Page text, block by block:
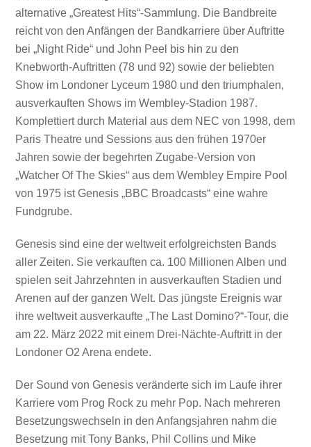
alternative „Greatest Hits“-Sammlung. Die Bandbreite
reicht von den Anfängen der Bandkarriere über Auftritte
bei „Night Ride“ und John Peel bis hin zu den
Knebworth-Auftritten (78 und 92) sowie der beliebten
Show im Londoner Lyceum 1980 und den triumphalen,
ausverkauften Shows im Wembley-Stadion 1987.
Komplettiert durch Material aus dem NEC von 1998, dem
Paris Theatre und Sessions aus den frühen 1970er
Jahren sowie der begehrten Zugabe-Version von
„Watcher Of The Skies“ aus dem Wembley Empire Pool
von 1975 ist Genesis „BBC Broadcasts“ eine wahre
Fundgrube.
Genesis sind eine der weltweit erfolgreichsten Bands
aller Zeiten. Sie verkauften ca. 100 Millionen Alben und
spielen seit Jahrzehnten in ausverkauften Stadien und
Arenen auf der ganzen Welt. Das jüngste Ereignis war
ihre weltweit ausverkaufte „The Last Domino?“-Tour, die
am 22. März 2022 mit einem Drei-Nächte-Auftritt in der
Londoner O2 Arena endete.
Der Sound von Genesis veränderte sich im Laufe ihrer
Karriere vom Prog Rock zu mehr Pop. Nach mehreren
Besetzungswechseln in den Anfangsjahren nahm die
Besetzung mit Tony Banks, Phil Collins und Mike